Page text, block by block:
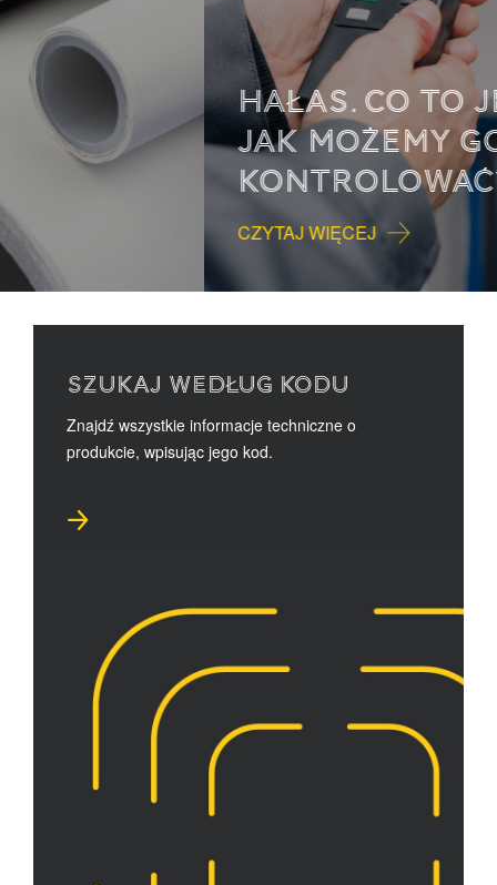
HAŁAS. CO TO JEST I
JAK MOŻEMY GO
KONTROLOWAĆ?
SZUKAJ WEDŁUG KODU
Znajdź wszystkie informacje techniczne o
produkcie, wpisując jego kod.